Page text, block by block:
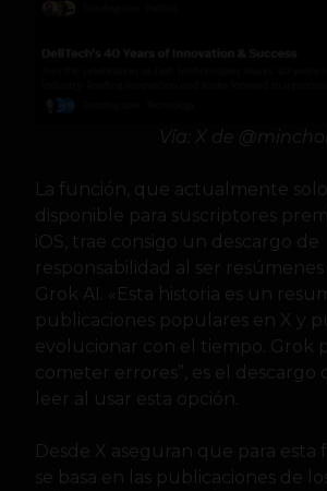
Vía: X de @minchoi
La función, que actualmente
disponible para suscriptores
iOS, trae consigo un descargo de
responsabilidad al ser
Grok AI. «Esta historia es un
publicaciones populares en X y
evolucionar con el tiempo. Grok
cometer errores”, es el descargo
leer al usar esta opción.
Desde X aseguran que para esta
se basa en las publicaciones de